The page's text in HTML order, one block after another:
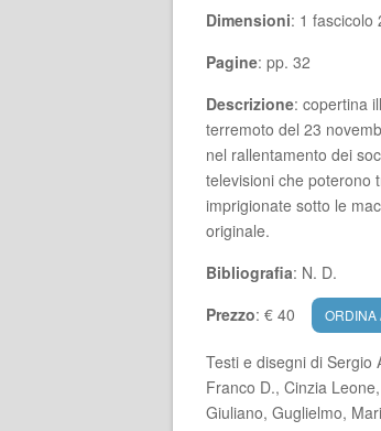
Dimensioni: 1 fascicolo
Pagine: pp. 32
Descrizione: copertina
terremoto del 23
nel rallentamento dei
televisioni che poterono
imprigionate sotto le
originale.
Bibliografia: N. D.
Prezzo: € 40 ORDINA
Testi e disegni di Sergio
Franco D., Cinzia
Giuliano, Guglielmo,